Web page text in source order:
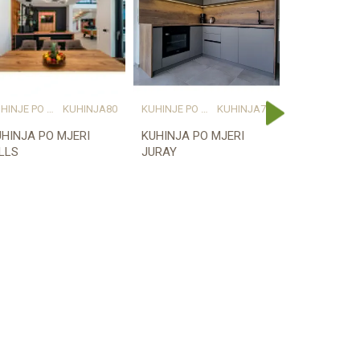
KUHINJE PO MJERI KUHINJA80
PO MJERI
KUHINJE PO MJERI KUHINJA79
KUHINJA PO MJERI
JURAY